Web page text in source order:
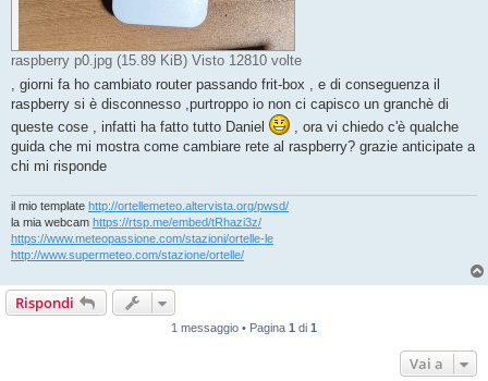
raspberry p0.jpg (15.89 KiB) Visto 12810 volte
, giorni fa ho cambiato router passando frit-box , e di conseguenza il
raspberry si è disconnesso ,purtroppo io non ci capisco un granchè di
queste cose , infatti ha fatto tutto Daniel
, ora vi chiedo c'è qualche
guida che mi mostra come cambiare rete al raspberry? grazie anticipate a
chi mi risponde
il mio template http://ortellemeteo.altervista.org/pwsd/
la mia webcam https://rtsp.me/embed/tRhazi3z/
https://www.meteopassione.com/stazioni/ortelle-le
http://www.supermeteo.com/stazione/ortelle/
Rispondi
1 messaggio • Pagina 1 di 1
Vai a